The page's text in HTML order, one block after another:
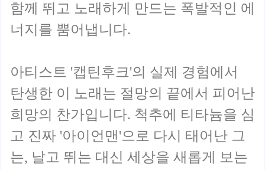
함께 뛰고 노래하게 만드는 폭발적인 에
너지를 뿜어냅니다.
아티스트 '캡틴후크'의 실제 경험에서
탄생한 이 노래는 절망의 끝에서 피어난
희망의 찬가입니다. 척추에 티타늄을 심
고 진짜 '아이언맨'으로 다시 태어난 그
는, 날고 뛰는 대신 세상을 새롭게 보는